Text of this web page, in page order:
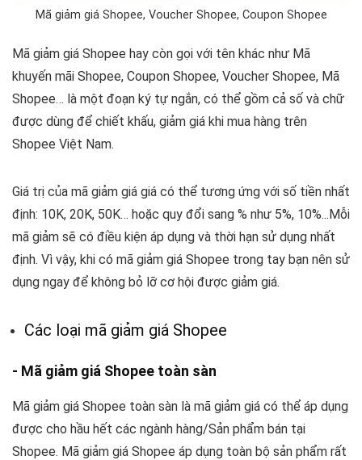
Mã giảm giá Shopee, Voucher Shopee, Coupon Shopee
Mã giảm giá Shopee hay còn gọi với tên khác như Mã
khuyến mãi Shopee, Coupon Shopee, Voucher Shopee, Mã
Shopee… là một đoạn ký tự ngắn, có thể gồm cả số và chữ
được dùng để chiết khấu, giảm giá khi mua hàng trên
Shopee Việt Nam.
Giá trị của mã giảm giá giá có thể tương ứng với số tiền nhất
định: 10K, 20K, 50K… hoặc quy đổi sang % như 5%, 10%...Mỗi
mã giảm sẽ có điều kiện áp dụng và thời hạn sử dụng nhất
định. Vì vậy, khi có mã giảm giá Shopee trong tay bạn nên sử
dụng ngay để không bỏ lỡ cơ hội được giảm giá.
Các loại mã giảm giá Shopee
- Mã giảm giá Shopee toàn sàn
Mã giảm giá Shopee toàn sàn là mã giảm giá có thể áp dụng
được cho hầu hết các ngành hàng/Sản phẩm bán tại
Shopee. Mã giảm giá Shopee áp dụng toàn bộ sản phẩm rất